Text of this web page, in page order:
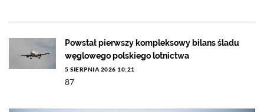
Powstał pierwszy kompleksowy bilans śladu
węglowego polskiego lotnictwa
5 SIERPNIA 2026 10:21
87